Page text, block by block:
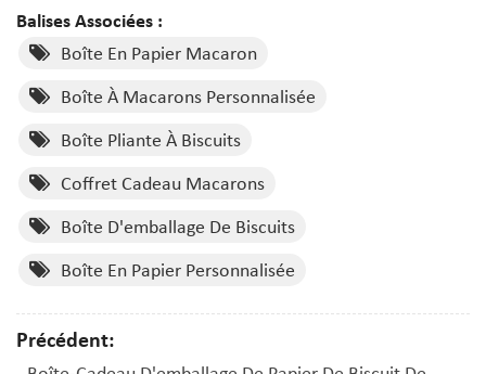
Balises Associées :
Boîte En Papier Macaron
Boîte À Macarons Personnalisée
Boîte Pliante À Biscuits
Coffret Cadeau Macarons
Boîte D'emballage De Biscuits
Boîte En Papier Personnalisée
Précédent: